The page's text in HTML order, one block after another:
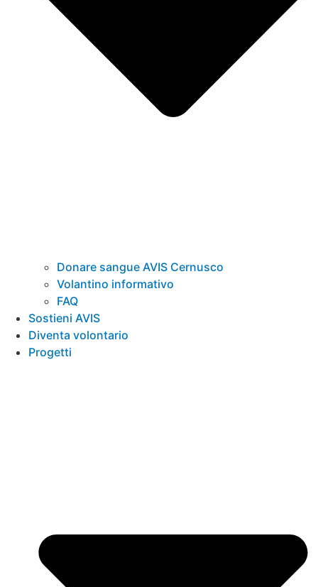
Donare sangue AVIS Cernusco
Volantino informativo
FAQ
Sostieni AVIS
Diventa volontario
Progetti